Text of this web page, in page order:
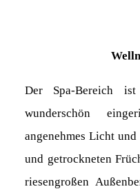
Der Spa-Bereich
wunderschön
angenehmes Licht
und getrockneten
riesengroßen